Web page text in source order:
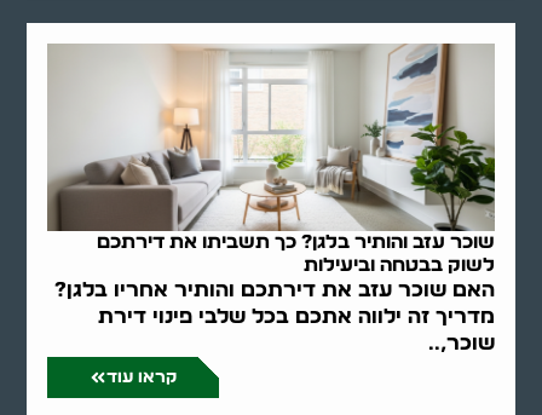
שוכר עזב והותיר בלגן? כך תשביתו את דירתכם
לשוק בבטחה וביעילות
האם שוכר עזב את דירתכם והותיר אחריו בלגן?
מדריך זה ילווה אתכם בכל שלבי פינוי דירת
שוכר,..
קראו עוד